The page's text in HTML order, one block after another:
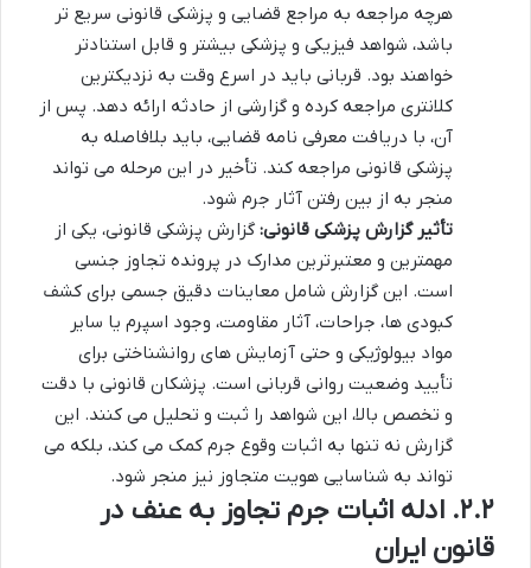
هرچه مراجعه به مراجع قضایی و پزشکی قانونی سریع تر
باشد، شواهد فیزیکی و پزشکی بیشتر و قابل استنادتر
خواهند بود. قربانی باید در اسرع وقت به نزدیکترین
کلانتری مراجعه کرده و گزارشی از حادثه ارائه دهد. پس از
آن، با دریافت معرفی نامه قضایی، باید بلافاصله به
پزشکی قانونی مراجعه کند. تأخیر در این مرحله می تواند
منجر به از بین رفتن آثار جرم شود.
تأثیر گزارش پزشکی قانونی: گزارش پزشکی قانونی، یکی از
مهمترین و معتبرترین مدارک در پرونده تجاوز جنسی
است. این گزارش شامل معاینات دقیق جسمی برای کشف
کبودی ها، جراحات، آثار مقاومت، وجود اسپرم یا سایر
مواد بیولوژیکی و حتی آزمایش های روانشناختی برای
تأیید وضعیت روانی قربانی است. پزشکان قانونی با دقت
و تخصص بالا، این شواهد را ثبت و تحلیل می کنند. این
گزارش نه تنها به اثبات وقوع جرم کمک می کند، بلکه می
تواند به شناسایی هویت متجاوز نیز منجر شود.
۲.۲. ادله اثبات جرم تجاوز به عنف در
قانون ایران